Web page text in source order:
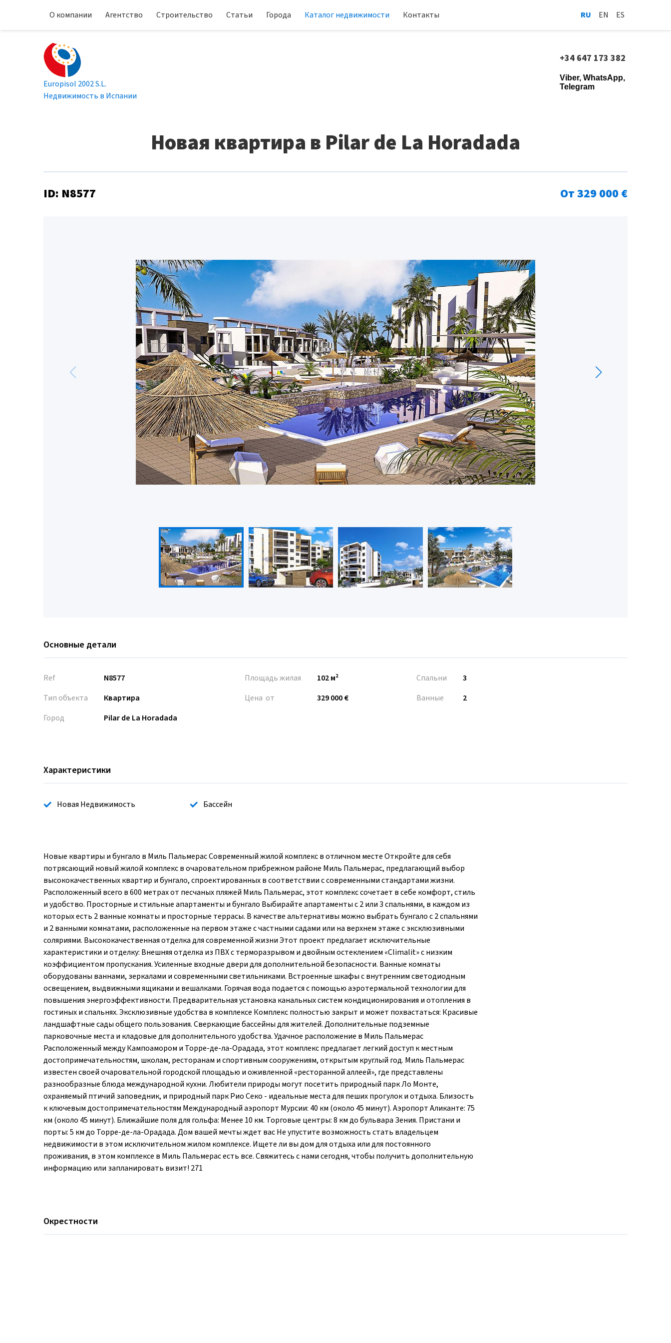
О компании Агентство Строительство Статьи Города Каталог недвижимости Контакты RU EN ES
Europisol 2002 S.L.
Недвижимость в Испании
+34 647 173 382
Viber, WhatsApp,
Telegram
Новая квартира в Pilar de La Horadada
ID: N8577 От 329 000 €
Основные детали
Ref
N8577
Тип объекта
Квартира
Город
Pilar de La Horadada
Площадь жилая
102 м²
Цена от
329 000 €
Спальни
3
Ванные
2
Характеристики
Новая Недвижимость Бассейн
Новые квартиры и бунгало в Миль Пальмерас Современный жилой комплекс в отличном месте Откройте для себя
потрясающий новый жилой комплекс в очаровательном прибрежном районе Миль Пальмерас, предлагающий выбор
высококачественных квартир и бунгало, спроектированных в соответствии с современными стандартами жизни.
Расположенный всего в 600 метрах от песчаных пляжей Миль Пальмерас, этот комплекс сочетает в себе комфорт, стиль
и удобство. Просторные и стильные апартаменты и бунгало Выбирайте апартаменты с 2 или 3 спальнями, в каждом из
которых есть 2 ванные комнаты и просторные террасы. В качестве альтернативы можно выбрать бунгало с 2 спальнями
и 2 ванными комнатами, расположенные на первом этаже с частными садами или на верхнем этаже с эксклюзивными
соляриями. Высококачественная отделка для современной жизни Этот проект предлагает исключительные
характеристики и отделку: Внешняя отделка из ПВХ с терморазрывом и двойным остеклением «Climalit» с низким
коэффициентом пропускания. Усиленные входные двери для дополнительной безопасности. Ванные комнаты
оборудованы ваннами, зеркалами и современными светильниками. Встроенные шкафы с внутренним светодиодным
освещением, выдвижными ящиками и вешалками. Горячая вода подается с помощью аэротермальной технологии для
повышения энергоэффективности. Предварительная установка канальных систем кондиционирования и отопления в
гостиных и спальнях. Эксклюзивные удобства в комплексе Комплекс полностью закрыт и может похвастаться: Красивые
ландшафтные сады общего пользования. Сверкающие бассейны для жителей. Дополнительные подземные
парковочные места и кладовые для дополнительного удобства. Удачное расположение в Миль Пальмерас
Расположенный между Кампоамором и Торре-де-ла-Орадада, этот комплекс предлагает легкий доступ к местным
достопримечательностям, школам, ресторанам и спортивным сооружениям, открытым круглый год. Миль Пальмерас
известен своей очаровательной городской площадью и оживленной «ресторанной аллеей», где представлены
разнообразные блюда международной кухни. Любители природы могут посетить природный парк Ло Монте,
охраняемый птичий заповедник, и природный парк Рио Секо - идеальные места для пеших прогулок и отдыха. Близость
к ключевым достопримечательностям Международный аэропорт Мурсии: 40 км (около 45 минут). Аэропорт Аликанте: 75
км (около 45 минут). Ближайшие поля для гольфа: Менее 10 км. Торговые центры: 8 км до бульвара Зения. Пристани и
порты: 5 км до Торре-де-ла-Орадада. Дом вашей мечты ждет вас Не упустите возможность стать владельцем
недвижимости в этом исключительном жилом комплексе. Ищете ли вы дом для отдыха или для постоянного
проживания, в этом комплексе в Миль Пальмерас есть все. Свяжитесь с нами сегодня, чтобы получить дополнительную
информацию или запланировать визит! 271
Окрестности